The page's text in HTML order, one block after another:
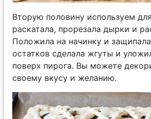
Вторую половину используем
раскатала, прорезала дырки и
Положила на начинку и
остатков сделала жгуты и
поверх пирога. Вы можете
своему вкусу и желанию.